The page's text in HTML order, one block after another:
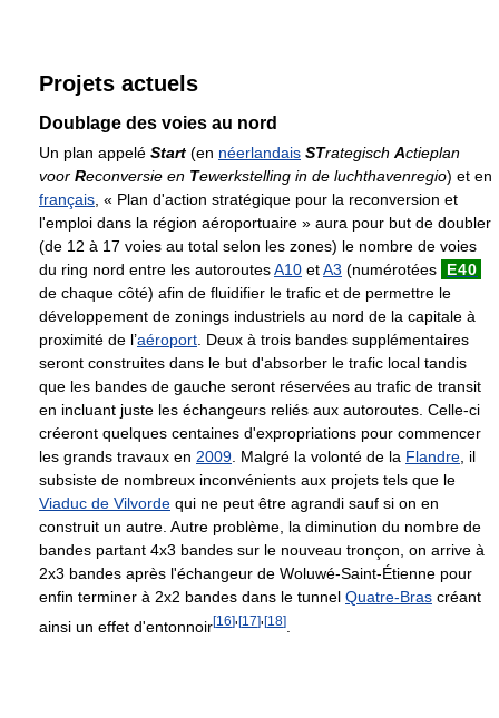
Projets actuels
Doublage des voies au nord
Un plan appelé Start (en néerlandais STrategisch Actieplan
voor Reconversie en Tewerkstelling in de luchthavenregio) et en
français , « Plan d'action stratégique pour la reconversion et
l'emploi dans la région aéroportuaire » aura pour but de doubler
(de 12 à 17 voies au total selon les zones) le nombre de voies
du ring nord entre les autoroutesA10 etA3 (numérotées
E40
de chaque côté) afin de fluidifier le trafic et de permettre le
développement de zonings industriels au nord de la capitale à
proximité de l’aéroport . Deux à trois bandes supplémentaires
seront construites dans le but d'absorber le trafic local tandis
que les bandes de gauche seront réservées au trafic de transit
en incluant juste les échangeurs reliés aux autoroutes. Celle-ci
créeront quelques centaines d'expropriations pour commencer
les grands travaux en 2009 . Malgré la volonté de la Flandre , il
subsiste de nombreux inconvénients aux projets tels que le
Viaduc de Vilvorde qui ne peut être agrandi sauf si on en
construit un autre. Autre problème, la diminution du nombre de
bandes partant 4x3 bandes sur le nouveau tronçon, on arrive à
2x3 bandes après l'échangeur de Woluwé-Saint-Étienne pour
enfin terminer à 2x2 bandes dans le tunnel Quatre-Bras créant
ainsi un effet d'entonnoir[16]'[17]'[18]